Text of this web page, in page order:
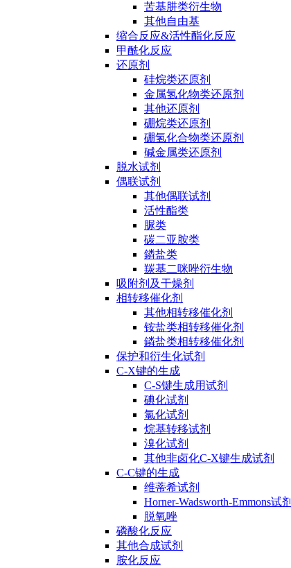
苦基肼类衍生物
其他自由基
缩合反应&活性酯化反应
甲酰化反应
还原剂
硅烷类还原剂
金属氢化物类还原剂
其他还原剂
硼烷类还原剂
硼氢化合物类还原剂
碱金属类还原剂
脱水试剂
偶联试剂
其他偶联试剂
活性酯类
脲类
碳二亚胺类
鏻盐类
羰基二咪唑衍生物
吸附剂及干燥剂
相转移催化剂
其他相转移催化剂
铵盐类相转移催化剂
鏻盐类相转移催化剂
保护和衍生化试剂
C-X键的生成
C-S键生成用试剂
碘化试剂
氯化试剂
烷基转移试剂
溴化试剂
其他非卤化C-X键生成试剂
C-C键的生成
维蒂希试剂
Horner-Wadsworth-Emmons试剂
脱氧唑
磷酸化反应
其他合成试剂
胺化反应